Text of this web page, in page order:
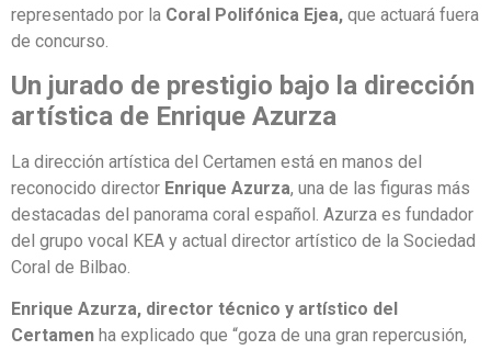
representado por la Coral Polifónica Ejea, que actuará fuera
de concurso.
Un jurado de prestigio bajo la dirección
artística de Enrique Azurza
La dirección artística del Certamen está en manos del
reconocido director Enrique Azurza, una de las figuras más
destacadas del panorama coral español. Azurza es fundador
del grupo vocal KEA y actual director artístico de la Sociedad
Coral de Bilbao.
Enrique Azurza, director técnico y artístico del
Certamen ha explicado que “goza de una gran repercusión,